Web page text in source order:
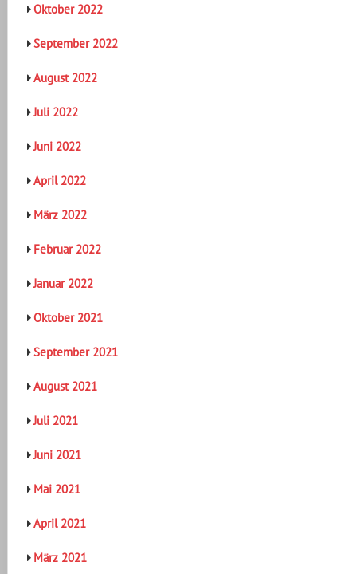
Oktober 2022
September 2022
August 2022
Juli 2022
Juni 2022
April 2022
März 2022
Februar 2022
Januar 2022
Oktober 2021
September 2021
August 2021
Juli 2021
Juni 2021
Mai 2021
April 2021
März 2021